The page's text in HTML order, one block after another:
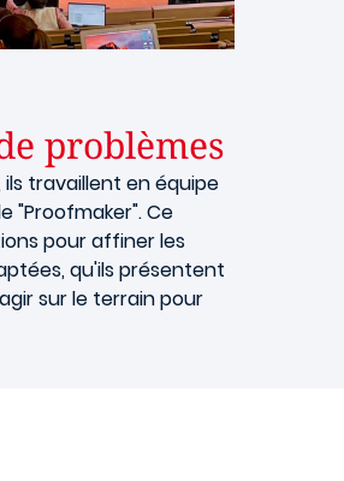
problèmes
travaillent en équipe
"Proofmaker". Ce
pour affiner les
qu'ils présentent
sur le terrain pour